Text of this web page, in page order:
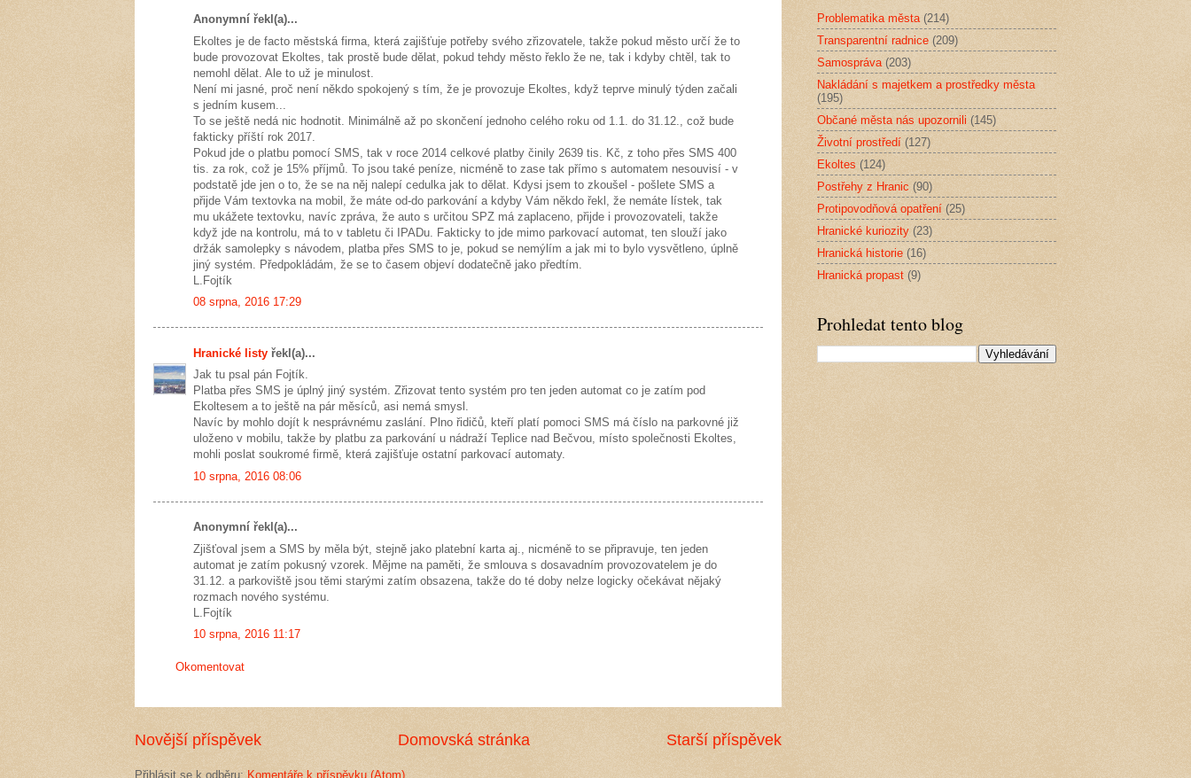
Anonymní řekl(a)...
Ekoltes je de facto městská firma, která zajišťuje potřeby svého zřizovatele, takže pokud město určí že to
bude provozovat Ekoltes, tak prostě bude dělat, pokud tehdy město řeklo že ne, tak i kdyby chtěl, tak to
nemohl dělat. Ale to už je minulost.
Není mi jasné, proč není někdo spokojený s tím, že je provozuje Ekoltes, když teprve minulý týden začali
s jedním kusem...
To se ještě nedá nic hodnotit. Minimálně až po skončení jednoho celého roku od 1.1. do 31.12., což bude
fakticky příští rok 2017.
Pokud jde o platbu pomocí SMS, tak v roce 2014 celkové platby činily 2639 tis. Kč, z toho přes SMS 400
tis. za rok, což je 15% příjmů. To jsou také peníze, nicméně to zase tak přímo s automatem nesouvisí - v
podstatě jde jen o to, že se na něj nalepí cedulka jak to dělat. Kdysi jsem to zkoušel - pošlete SMS a
přijde Vám textovka na mobil, že máte od-do parkování a kdyby Vám někdo řekl, že nemáte lístek, tak
mu ukážete textovku, navíc zpráva, že auto s určitou SPZ má zaplaceno, přijde i provozovateli, takže
když jde na kontrolu, má to v tabletu či IPADu. Fakticky to jde mimo parkovací automat, ten slouží jako
držák samolepky s návodem, platba přes SMS to je, pokud se nemýlím a jak mi to bylo vysvětleno, úplně
jiný systém. Předpokládám, že se to časem objeví dodatečně jako předtím.
L.Fojtík
08 srpna, 2016 17:29
Hranické listy řekl(a)...
Jak tu psal pán Fojtík.
Platba přes SMS je úplný jiný systém. Zřizovat tento systém pro ten jeden automat co je zatím pod
Ekoltesem a to ještě na pár měsíců, asi nemá smysl.
Navíc by mohlo dojít k nesprávnému zaslání. Plno řidičů, kteří platí pomoci SMS má číslo na parkovné již
uloženo v mobilu, takže by platbu za parkování u nádraží Teplice nad Bečvou, místo společnosti Ekoltes,
mohli poslat soukromé firmě, která zajišťuje ostatní parkovací automaty.
10 srpna, 2016 08:06
Anonymní řekl(a)...
Zjišťoval jsem a SMS by měla být, stejně jako platební karta aj., nicméně to se připravuje, ten jeden
automat je zatím pokusný vzorek. Mějme na paměti, že smlouva s dosavadním provozovatelem je do
31.12. a parkoviště jsou těmi starými zatím obsazena, takže do té doby nelze logicky očekávat nějaký
rozmach nového systému.
L.Fojtík
10 srpna, 2016 11:17
Okomentovat
Novější příspěvek Starší příspěvek
Domovská stránka
Přihlásit se k odběru: Komentáře k příspěvku (Atom)
Problematika města (214)
Transparentní radnice (209)
Samospráva (203)
Nakládání s majetkem a prostředky města
(195)
Občané města nás upozornili (145)
Životní prostředí (127)
Ekoltes (124)
Postřehy z Hranic (90)
Protipovodňová opatření (25)
Hranické kuriozity (23)
Hranická historie (16)
Hranická propast (9)
Prohledat tento blog